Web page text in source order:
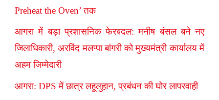
Preheat the Oven’ तक
आगरा में बड़ा प्रशासनिक फेरबदल: मनीष बंसल बने नए
जिलाधिकारी, अरविंद मलप्पा बांगरी को मुख्यमंत्री कार्यालय में
अहम जिम्मेदारी
आगरा: DPS में छात्र लहूलुहान, प्रबंधन की घोर लापरवाही